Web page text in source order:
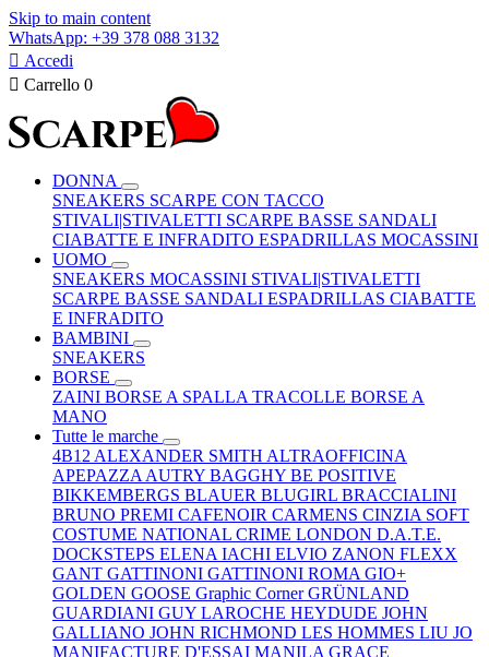
Skip to main content
WhatsApp: +39 378 088 3132
 Accedi
 Carrello 0
DONNA
SNEAKERS SCARPE CON TACCO
STIVALI|STIVALETTI SCARPE BASSE SANDALI
CIABATTE E INFRADITO ESPADRILLAS MOCASSINI
UOMO
SNEAKERS MOCASSINI STIVALI|STIVALETTI
SCARPE BASSE SANDALI ESPADRILLAS CIABATTE
E INFRADITO
BAMBINI
SNEAKERS
BORSE
ZAINI BORSE A SPALLA TRACOLLE BORSE A
MANO
Tutte le marche
4B12 ALEXANDER SMITH ALTRAOFFICINA
APEPAZZA AUTRY BAGGHY BE POSITIVE
BIKKEMBERGS BLAUER BLUGIRL BRACCIALINI
BRUNO PREMI CAFENOIR CARMENS CINZIA SOFT
COSTUME NATIONAL CRIME LONDON D.A.T.E.
DOCKSTEPS ELENA IACHI ELVIO ZANON FLEXX
GANT GATTINONI GATTINONI ROMA GIO+
GOLDEN GOOSE Graphic CornerGRÜNLAND
GUARDIANI GUY LAROCHE HEYDUDE JOHN
GALLIANO JOHN RICHMOND LES HOMMES LIU JO
MANIFACTURE D'ESSAI MANILA GRACE